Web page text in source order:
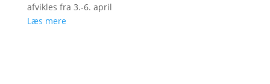
afvikles fra 3.-6. april
Læs mere